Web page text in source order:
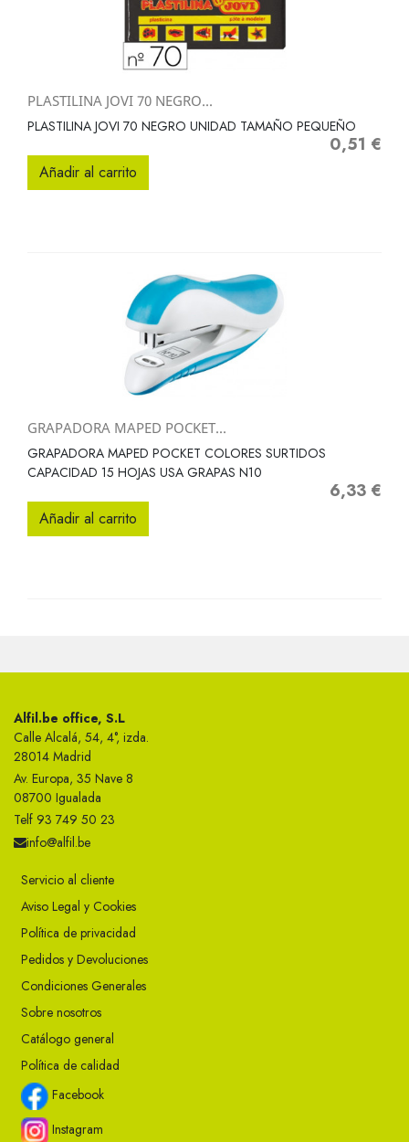
PLASTILINA JOVI 70 NEGRO...
PLASTILINA JOVI 70 NEGRO UNIDAD TAMAÑO PEQUEÑO
Precio
0,51 €
Añadir al carrito
GRAPADORA MAPED POCKET...
GRAPADORA MAPED POCKET COLORES SURTIDOS
CAPACIDAD 15 HOJAS USA GRAPAS N10
Precio
6,33 €
Añadir al carrito
Alfil.be office, S.L
Calle Alcalá, 54, 4°, izda.
28014 Madrid
Av. Europa, 35 Nave 8
08700 Igualada
Telf 93 749 50 23
info@alfil.be
Servicio al cliente
Aviso Legal y Cookies
Política de privacidad
Pedidos y Devoluciones
Condiciones Generales
Sobre nosotros
Catálogo general
Política de calidad
Facebook
Instagram